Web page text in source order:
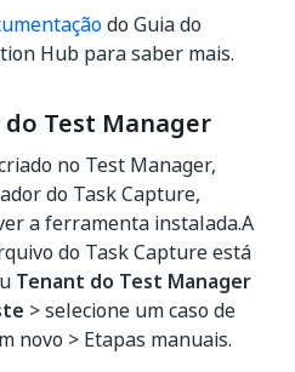
do Guia do
Hub para saber mais.
Test Manager
no Test Manager,
do Task Capture,
a ferramenta instalada.A
do Task Capture está
Tenant do Test Manager
> selecione um caso de
novo > Etapas manuais.